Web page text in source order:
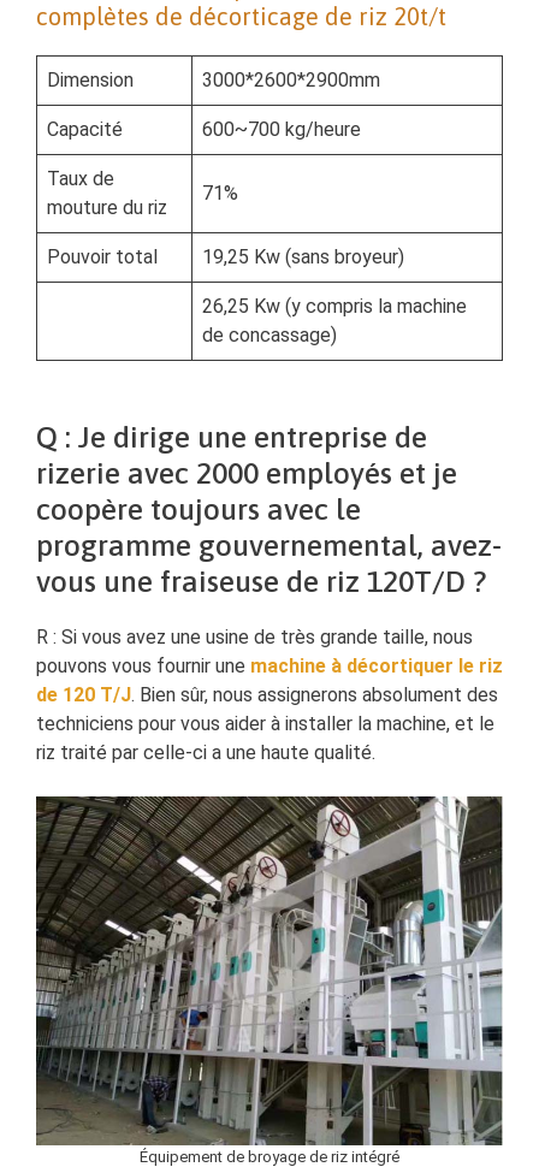
complètes de décorticage de riz 20t/t
Dimension 3000*2600*2900mm
Capacité 600~700 kg/heure
Taux de
mouture du riz
71%
Pouvoir total 19,25 Kw (sans broyeur)
26,25 Kw (y compris la machine
de concassage)
Q : Je dirige une entreprise de
rizerie avec 2000 employés et je
coopère toujours avec le
programme gouvernemental, avez-
vous une fraiseuse de riz 120T/D ?
R : Si vous avez une usine de très grande taille, nous
pouvons vous fournir une machine à décortiquer le riz
de 120 T/J. Bien sûr, nous assignerons absolument des
techniciens pour vous aider à installer la machine, et le
riz traité par celle-ci a une haute qualité.
Équipement de broyage de riz intégré